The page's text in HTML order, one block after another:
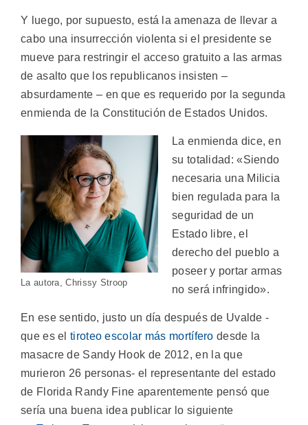
Y luego, por supuesto, está la amenaza de llevar a
cabo una insurrección violenta si el presidente se
mueve para restringir el acceso gratuito a las armas
de asalto que los republicanos insisten –
absurdamente – en que es requerido por la segunda
enmienda de la Constitución de Estados Unidos.
La autora, Chrissy Stroop
La enmienda dice, en
su totalidad: «Siendo
necesaria una Milicia
bien regulada para la
seguridad de un
Estado libre, el
derecho del pueblo a
poseer y portar armas
no será infringido».
En ese sentido, justo un día después de Uvalde -
que es el tiroteo escolar más mortífero desde la
masacre de Sandy Hook de 2012, en la que
murieron 26 personas- el representante del estado
de Florida Randy Fine aparentemente pensó que
sería una buena idea publicar lo siguiente